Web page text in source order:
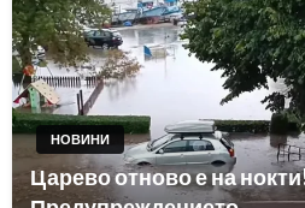
НОВИНИ
Царево отново е на